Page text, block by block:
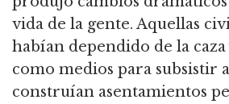
vida de la gente. Aquellas
habían dependido de la
como medios para subsistir
construían asentamientos